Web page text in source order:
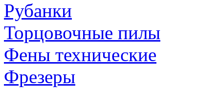
Рубанки
Торцовочные пилы
Фены технические
Фрезеры